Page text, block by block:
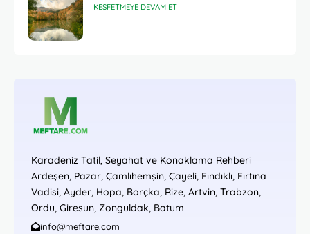
KEŞFETMEYE DEVAM ET
Karadeniz Tatil, Seyahat ve Konaklama Rehberi
Ardeşen, Pazar, Çamlıhemşin, Çayeli, Fındıklı, Fırtına
Vadisi, Ayder, Hopa, Borçka, Rize, Artvin, Trabzon,
Ordu, Giresun, Zonguldak, Batum
info@meftare.com